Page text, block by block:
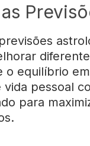
o equilíbrio
pessoal
para